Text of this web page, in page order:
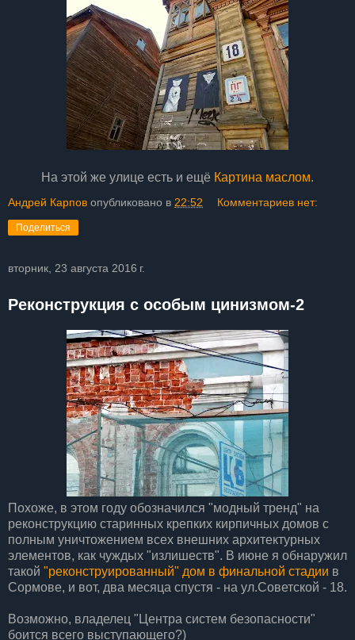
На этой же улице есть и ещё Картина маслом.
Андрей Карпов опубликовано в 22:52 Комментариев нет:
Поделиться
вторник, 23 августа 2016 г.
Реконструкция с особым цинизмом-2
Похоже, в этом году обозначился "модный тренд" на
реконструкцию старинных крепких кирпичных домов с
полным уничтожением всех внешних архитектурных
элементов, как чуждых "излишеств". В июне я обнаружил
такой "реконструированный" дом в финальной стадии в
Сормове, и вот, два месяца спустя - на ул.Советской - 18.
Возможно, владелец "Центра систем безопасности"
боится всего выступающего?)